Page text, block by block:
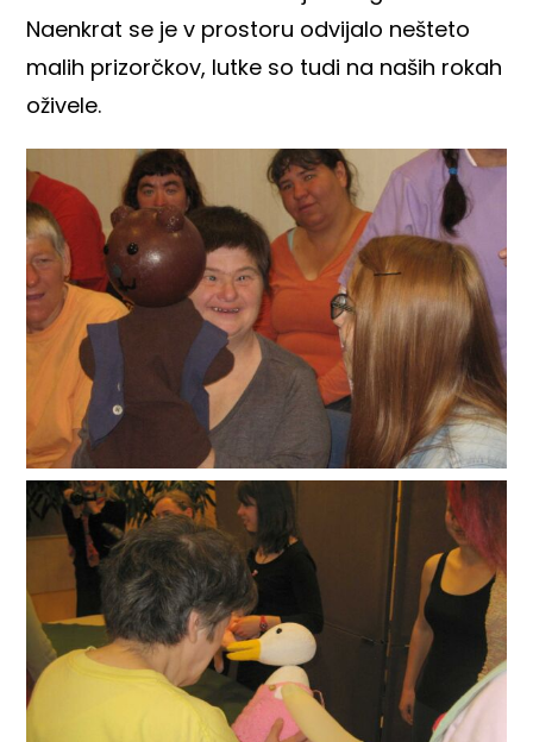
Naenkrat se je v prostoru odvijalo nešteto
malih prizorčkov, lutke so tudi na naših rokah
oživele.